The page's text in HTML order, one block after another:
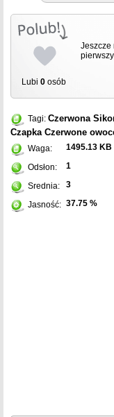
Lubi 0 osób
Jeszcze
pierwszy
Tagi: Czerwona
Czapka Czerwone
Waga: 1495.13 KB
Odsłon: 1
Srednia: 3
Jasność: 37.75 %